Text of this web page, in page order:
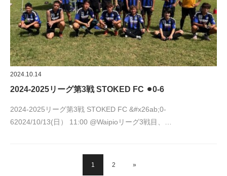
2024.10.14
2024-2025リーグ第3戦 STOKED FC ⚫︎0-6
2024-2025リーグ第3戦 STOKED FC &#x26ab;︎0-
62024/10/13(日） 11:00 @Waipioリーグ3戦目、…
1 2 »